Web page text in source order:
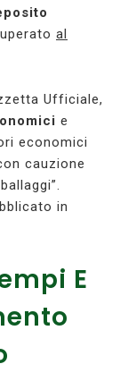
al
Ufficiale,
e
economici
cauzione
in
E